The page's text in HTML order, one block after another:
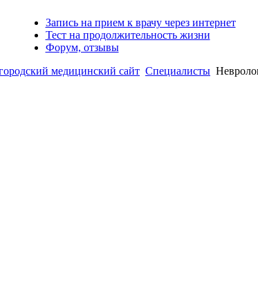
Запись на прием к врачу через интернет
Тест на продолжительность жизни
Форум, отзывы
медицинский сайт Специалисты